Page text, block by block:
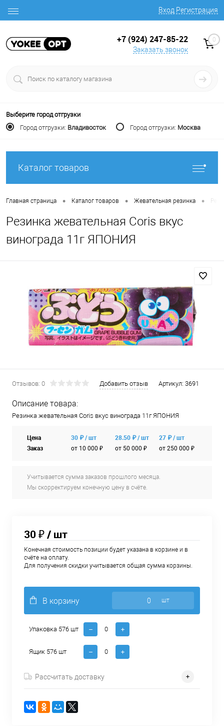
Вход Регистрация
+7 (924) 247-85-22
Заказать звонок
0
Выберите город отгрузки
Город отгрузки: Владивосток Город отгрузки: Москва
Каталог товаров
Главная страница • Каталог товаров • Жевательная резинка •
Резинка жевательная Coris вкус
винограда 11г ЯПОНИЯ
Отзывов: 0 Добавить отзыв Артикул: 3691
Описание товара:
Резинка жевательная Coris вкус винограда 11г ЯПОНИЯ
Цена
Заказ
30 ₽ / шт
от 10 000 ₽
28.50 ₽ / шт
от 50 000 ₽
27 ₽ / шт
от 250 000 ₽
Учитывается сумма заказов прошлого месяца.
Мы скорректируем конечную цену в счёте.
30 ₽/ шт
Конечная стоимость позиции будет указана в корзине и в
счёте на оплату.
Для получения скидки учитывается общая сумма корзины.
В корзину шт
Упаковка 576 шт
Ящик 576 шт
Рассчитать доставку